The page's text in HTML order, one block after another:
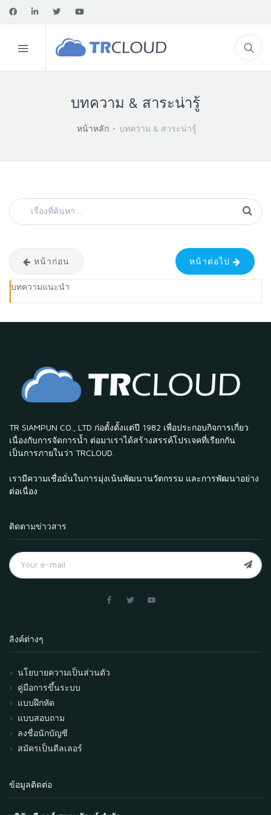
บทความ & สาระน่ารู้
หน้าหลัก บทความ & สาระน่ารู้
หน้าก่อน หน้าต่อไป
บทความแนะนำ
TR SIAMPUN CO., LTD ก่อตั้งตั้งแต่ปี 1982 เพื่อประกอบกิจการเกี่ยว
เนื่องกับการจัดการน้ำ ต่อมาเราได้สร้างสรรค์โปรเจคที่เรียกกัน
เป็นการภายในว่า TRCLOUD.
เรามีความเชื่อมั่นในการมุ่งเน้นพัฒนานวัตกรรม และการพัฒนาอย่าง
ต่อเนื่อง
ติดตามข่าวสาร
ลิงค์ต่างๆ
นโยบายความเป็นส่วนตัว
คู่มือการขึ้นระบบ
แบบฝึกหัด
แบบสอบถาม
ลงชื่อนักบัญชี
สมัครเป็นดีลเลอร์
ข้อมูลติดต่อ